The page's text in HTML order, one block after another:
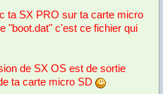
ta SX PRO sur ta carte micro
"boot.dat" c'est ce fichier qui
de SX OS est de sortie
ta carte micro SD